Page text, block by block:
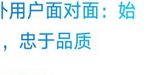
用户面对面：始
忠于品质